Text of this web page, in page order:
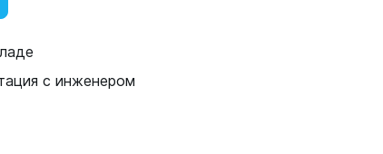
с инженером